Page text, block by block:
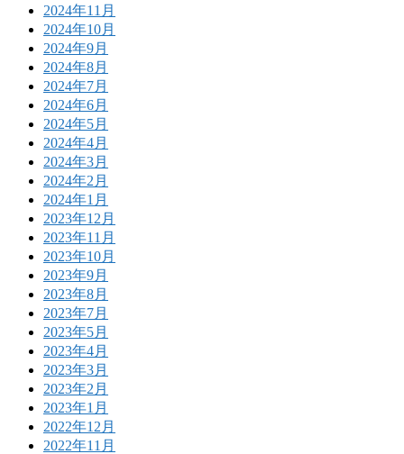
2024年11月
2024年10月
2024年9月
2024年8月
2024年7月
2024年6月
2024年5月
2024年4月
2024年3月
2024年2月
2024年1月
2023年12月
2023年11月
2023年10月
2023年9月
2023年8月
2023年7月
2023年5月
2023年4月
2023年3月
2023年2月
2023年1月
2022年12月
2022年11月